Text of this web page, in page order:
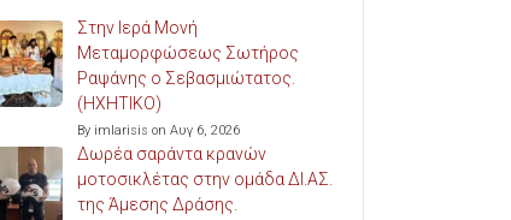
Στην Ιερά Μονή
Μεταμορφώσεως Σωτήρος
Ραψάνης ο Σεβασμιώτατος.
(ΗΧΗΤΙΚΟ)
By imlarisis on Αυγ 6, 2026
Δωρέα σαράντα κρανών
μοτοσικλέτας στην ομάδα ΔΙ.ΑΣ.
της Άμεσης Δράσης.